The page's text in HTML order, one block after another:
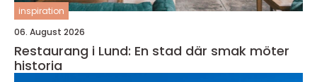
inspiration
06. August 2026
Restaurang i Lund: En stad där smak möter
historia